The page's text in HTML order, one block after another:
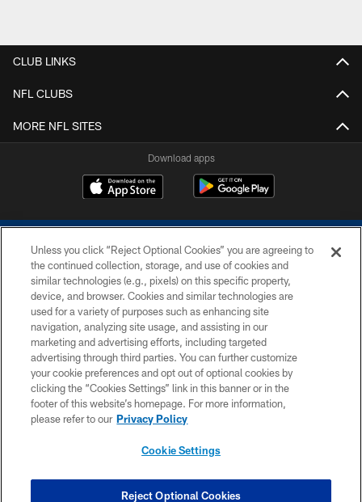
CLUB LINKS
NFL CLUBS
MORE NFL SITES
Download apps
COPYRIGHT © 2026 COLTS, INC.
PRIVACY POLICY
ACCESSIBILITY
CONTACT US
SITE MAP
COOKIE SETTINGS
Unless you click “Reject Optional Cookies” you are agreeing to
the continued collection, storage, and use of cookies and
similar technologies (e.g., pixels) on this specific property,
device, and browser. Cookies and similar technologies are
used for a variety of purposes such as enhancing site
navigation, analyzing site usage, and assisting in our
marketing and advertising efforts, including targeted
advertising through third parties. You can further customize
your cookie preferences and opt out of optional cookies by
clicking the “Cookies Settings” link in this banner or in the
footer of this website’s homepage. For more information,
please refer to our Privacy Policy
Cookie Settings
Reject Optional Cookies